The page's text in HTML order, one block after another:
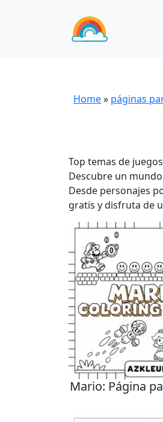
Home» páginas
Top temas de
Descubre un
Desde personajes
gratis y disfruta de
Mario: Página